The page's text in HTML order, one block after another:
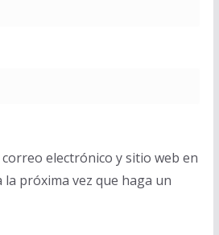
electrónico y sitio web en
próxima vez que haga un